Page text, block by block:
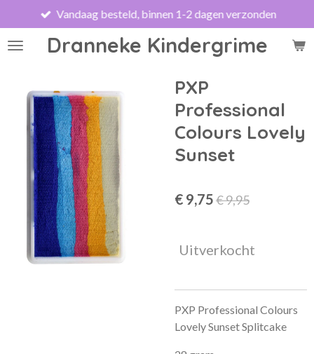
direct
naar
Dranneke Kindergrime
Vandaag besteld, binnen 1-2 dagen verzonden
PXP
Professional
Colours Lovely
Sunset
€ 9,75€ 9,95
Uitverkocht
PXP Professional Colours
Lovely Sunset Splitcake